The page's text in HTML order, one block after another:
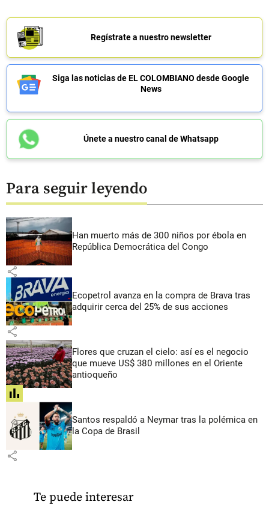
Regístrate a nuestro newsletter
Siga las noticias de EL COLOMBIANO desde Google
News
Únete a nuestro canal de Whatsapp
Para seguir leyendo
Han muerto más de 300 niños por ébola en
República Democrática del Congo
share
Ecopetrol avanza en la compra de Brava tras
adquirir cerca del 25% de sus acciones
share
Flores que cruzan el cielo: así es el negocio
que mueve US$ 380 millones en el Oriente
antioqueño
share
Santos respaldó a Neymar tras la polémica en
la Copa de Brasil
share
Te puede interesar